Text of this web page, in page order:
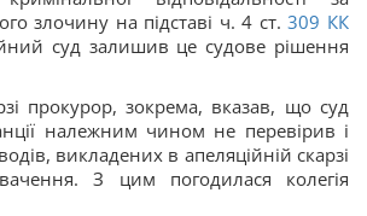
злочину на підставі ч. 4 ст. 309 КК
суд залишив це судове рішення
прокурор, зокрема, вказав, що суд
належним чином не перевірив і
викладених в апеляційній скарзі
З цим погодилася колегія